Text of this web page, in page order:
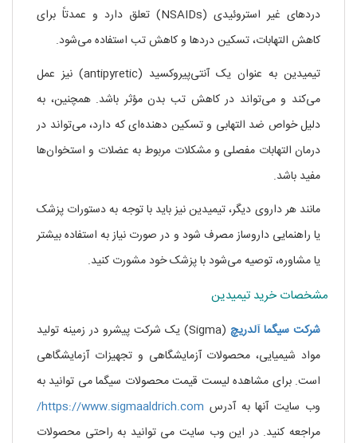
دردهای غیر استروئیدی (NSAIDs) تعلق دارد و عمدتاً برای
کاهش التهابات، تسکین دردها و کاهش تب استفاده می‌شود.
تیمیدین به عنوان یک آنتی‌پیروکسید (antipyretic) نیز عمل
می‌کند و می‌تواند در کاهش تب بدن مؤثر باشد. همچنین، به
دلیل خواص ضد التهابی و تسکین دهنده‌ای که دارد، می‌تواند در
درمان التهابات مفصلی و مشکلات مربوط به عضلات و استخوان‌ها
مفید باشد.
مانند هر داروی دیگر، تیمیدین نیز باید با توجه به دستورات پزشک
یا راهنمایی داروساز مصرف شود و در صورت نیاز به استفاده بیشتر
یا مشاوره، توصیه می‌شود با پزشک خود مشورت کنید.
مشخصات خرید تیمیدین
شرکت سیگما آلدریچ
(Sigma) یک شرکت پیشرو در زمینه تولید
مواد شیمیایی، محصولات آزمایشگاهی و تجهیزات آزمایشگاهی
است. برای مشاهده لیست قیمت محصولات سیگما می توانید به
وب سایت آنها به آدرس https://www.sigmaaldrich.com/
مراجعه کنید. در این وب سایت می توانید به راحتی محصولات